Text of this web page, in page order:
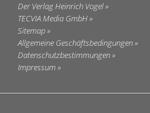
Der Verlag Heinrich Vogel
TECVIA Media GmbH
Sitemap
Allgemeine Geschäftsbedingungen
Datenschutzbestimmungen
Impressum